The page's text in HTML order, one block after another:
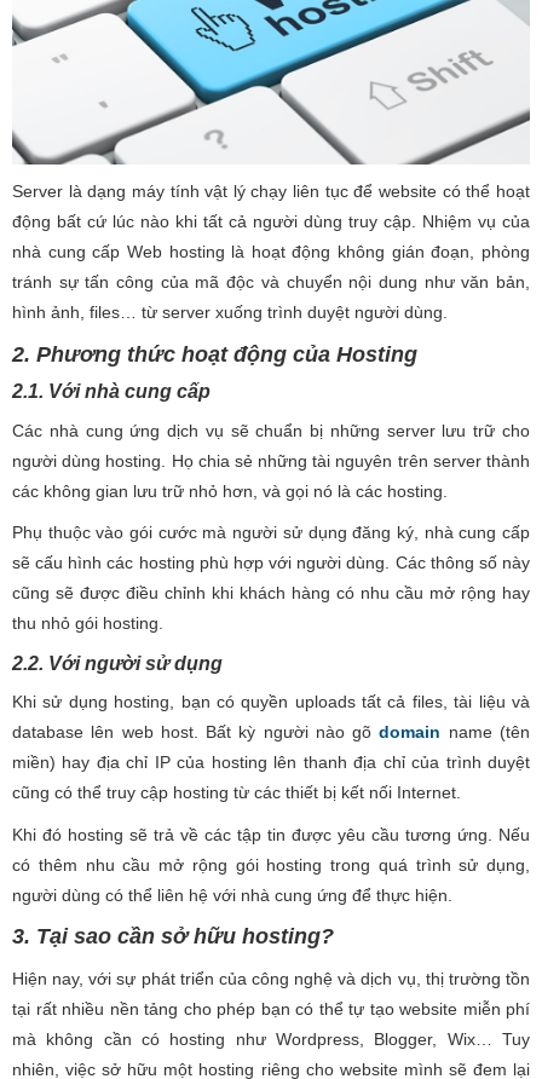
Server là dạng máy tính vật lý chạy liên tục để website có thể hoạt
động bất cứ lúc nào khi tất cả người dùng truy cập. Nhiệm vụ của
nhà cung cấp Web hosting là hoạt động không gián đoạn, phòng
tránh sự tấn công của mã độc và chuyển nội dung như văn bản,
hình ảnh, files… từ server xuống trình duyệt người dùng.
2. Phương thức hoạt động của Hosting
2.1. Với nhà cung cấp
Các nhà cung ứng dịch vụ sẽ chuẩn bị những server lưu trữ cho
người dùng hosting. Họ chia sẻ những tài nguyên trên server thành
các không gian lưu trữ nhỏ hơn, và gọi nó là các hosting.
Phụ thuộc vào gói cước mà người sử dụng đăng ký, nhà cung cấp
sẽ cấu hình các hosting phù hợp với người dùng. Các thông số này
cũng sẽ được điều chỉnh khi khách hàng có nhu cầu mở rộng hay
thu nhỏ gói hosting.
2.2. Với người sử dụng
Khi sử dụng hosting, bạn có quyền uploads tất cả files, tài liệu và
database lên web host. Bất kỳ người nào gõdomain name (tên
miền) hay địa chỉ IP của hosting lên thanh địa chỉ của trình duyệt
cũng có thể truy cập hosting từ các thiết bị kết nối Internet.
Khi đó hosting sẽ trả về các tập tin được yêu cầu tương ứng. Nếu
có thêm nhu cầu mở rộng gói hosting trong quá trình sử dụng,
người dùng có thể liên hệ với nhà cung ứng để thực hiện.
3. Tại sao cần sở hữu hosting?
Hiện nay, với sự phát triển của công nghệ và dịch vụ, thị trường tồn
tại rất nhiều nền tảng cho phép bạn có thể tự tạo website miễn phí
mà không cần có hosting như Wordpress, Blogger, Wix… Tuy
nhiên, việc sở hữu một hosting riêng cho website mình sẽ đem lại